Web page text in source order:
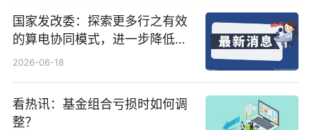
国家发改委：探索更多行之有效
的算电协同模式，进一步降低网
络传输时延_最资讯
2026-06-18
看热讯：基金组合亏损时如何调
整？